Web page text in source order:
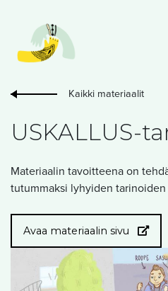
Kaikki materiaalit
USKALLUS-
Materiaalin tavoitteena on
tutummaksi lyhyiden tarinoiden
Avaa materiaalin sivu